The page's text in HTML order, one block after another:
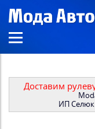
Доставим
ИП Селюк